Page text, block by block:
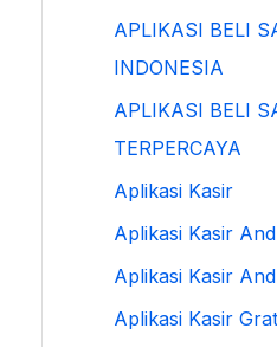
APLIKASI BELI
INDONESIA
APLIKASI BELI
TERPERCAYA
Aplikasi Kasir
Aplikasi Kasir
Aplikasi Kasir
Aplikasi Kasir